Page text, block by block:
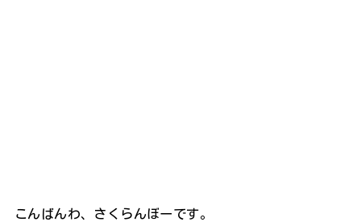
こんばんわ、さくらんぼーです。